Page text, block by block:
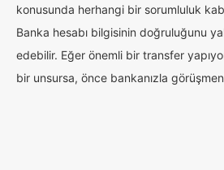
konusunda herhangi bir sorumluluk
Banka hesabı bilgisinin doğruluğunu
edebilir. Eğer önemli bir transfer
bir unsursa, önce bankanızla